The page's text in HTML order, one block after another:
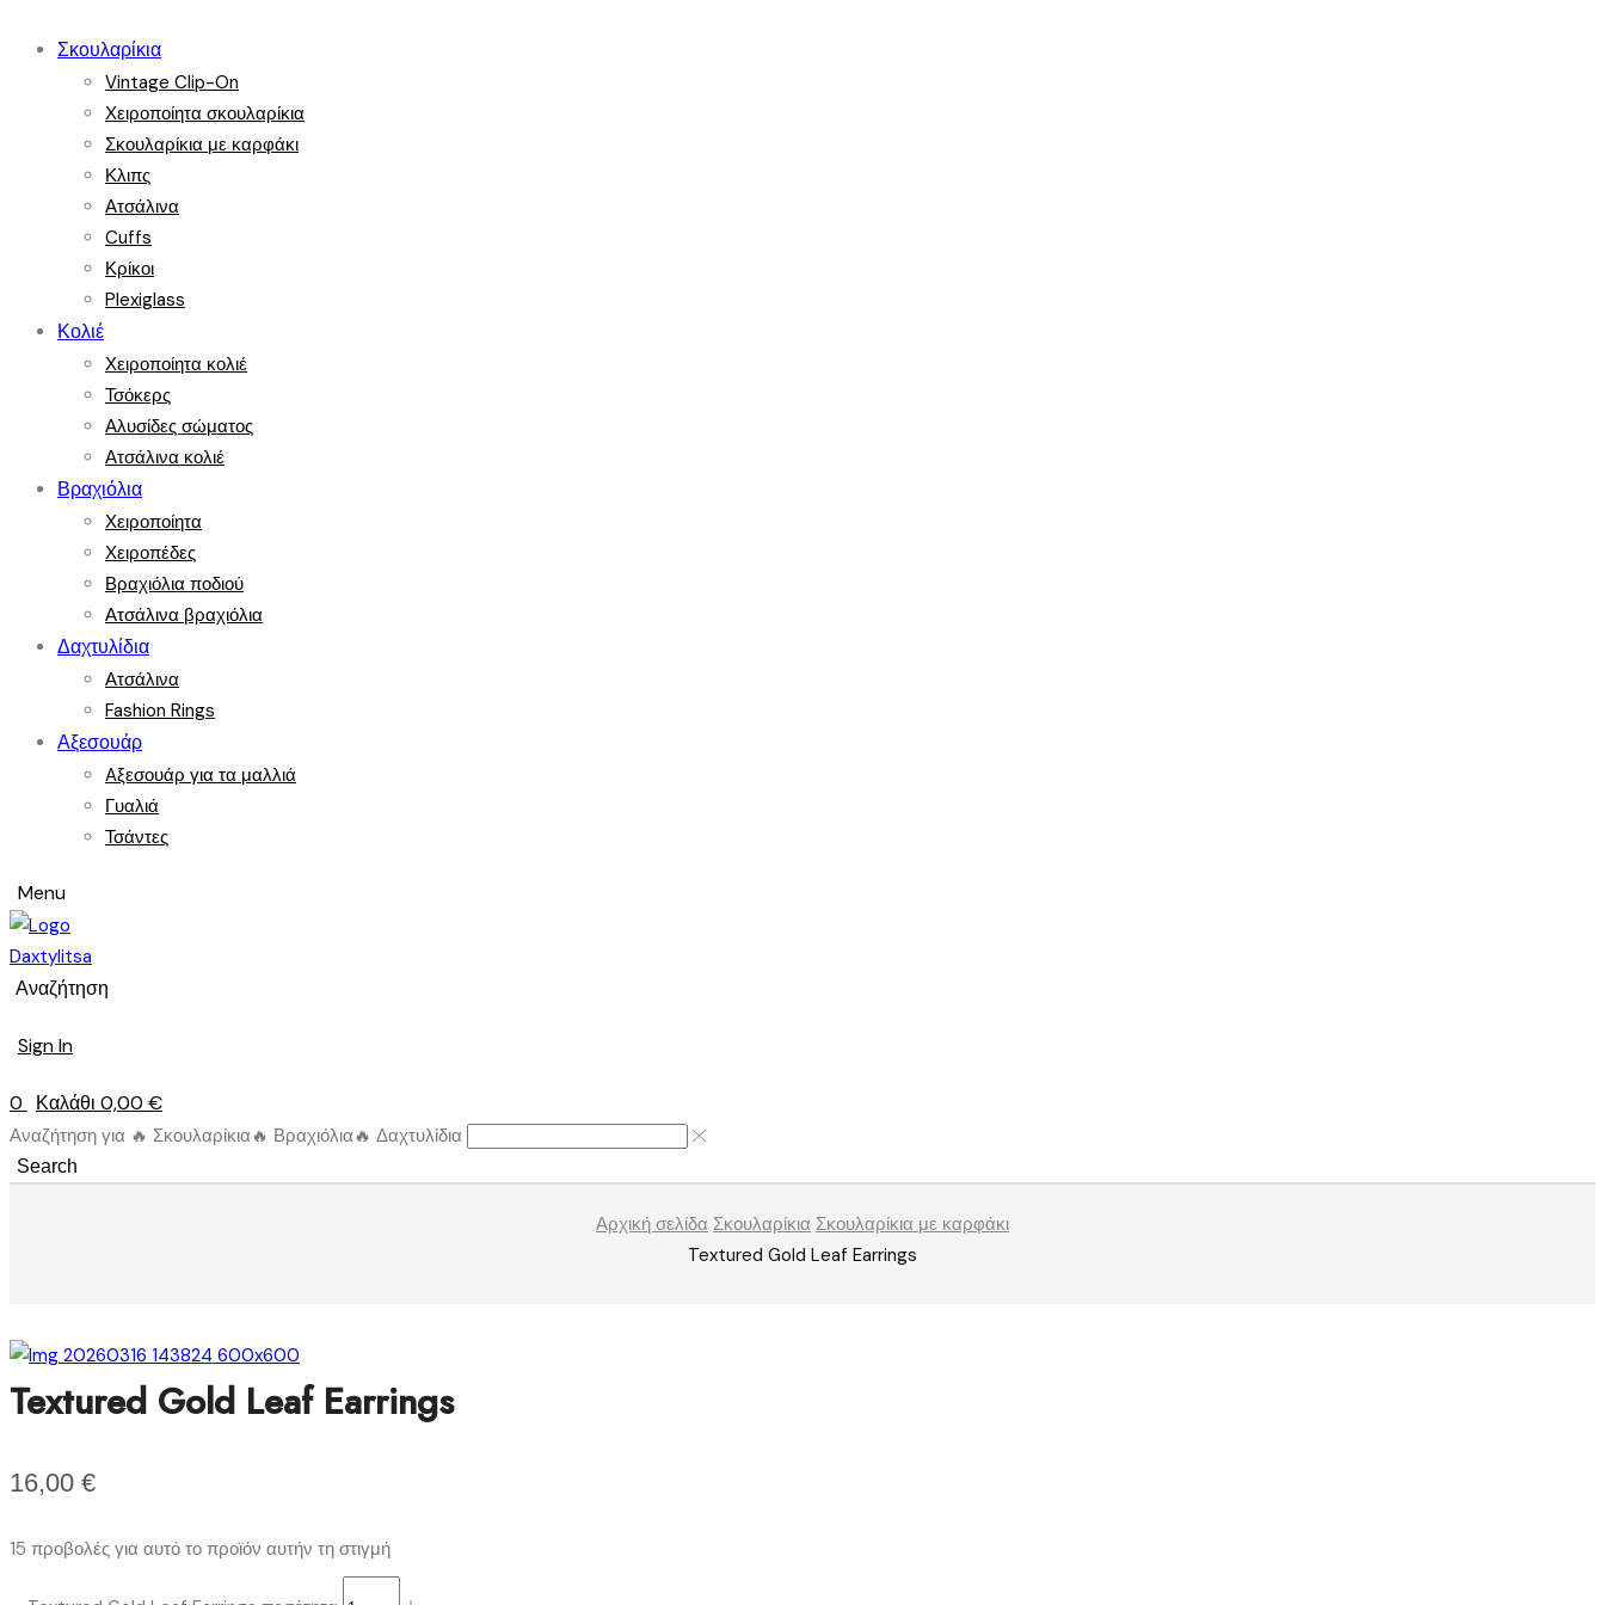
Σκουλαρίκια
Vintage Clip-On
Χειροποίητα σκουλαρίκια
Σκουλαρίκια με καρφάκι
Κλιπς
Ατσάλινα
Cuffs
Κρίκοι
Plexiglass
Κολιέ
Χειροποίητα κολιέ
Τσόκερς
Αλυσίδες σώματος
Ατσάλινα κολιέ
Βραχιόλια
Χειροποίητα
Χειροπέδες
Βραχιόλια ποδιού
Ατσάλινα βραχιόλια
Δαχτυλίδια
Ατσάλινα
Fashion Rings
Αξεσουάρ
Aξεσουάρ για τα μαλλιά
Γυαλιά
Τσάντες
Menu
Αναζήτηση
Sign In
0 Καλάθι 0,00 €
Αναζήτηση για 🔥 Σκουλαρίκια🔥 Βραχιόλια🔥 Δαχτυλίδια
Search
Αρχική σελίδα Σκουλαρίκια Σκουλαρίκια με καρφάκι
Textured Gold Leaf Earrings
Textured Gold Leaf Earrings
16,00 €
15 προβολές για αυτό το προϊόν αυτήν τη στιγμή